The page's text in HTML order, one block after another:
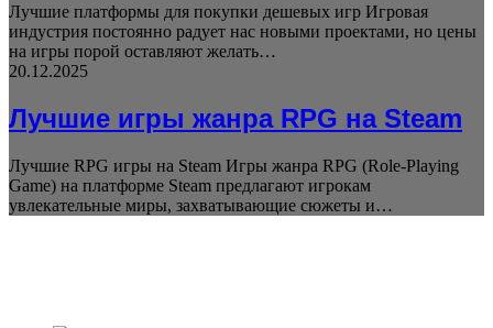
Лучшие платформы для покупки дешевых игр Игровая
индустрия постоянно радует нас новыми проектами, но цены
на игры порой оставляют желать…
20.12.2025
Лучшие игры жанра RPG на Steam
Лучшие RPG игры на Steam Игры жанра RPG (Role-Playing
Game) на платформе Steam предлагают игрокам
увлекательные миры, захватывающие сюжеты и…